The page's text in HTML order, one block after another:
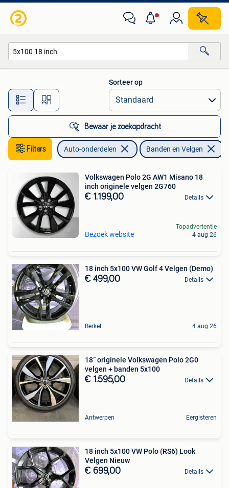
Alle afstanden…
Sorteer op
Bewaar je zoekopdracht
Filters Auto-onderdelen Banden en Velgen
Volkswagen Polo 2G AW1 Misano 18
inch originele velgen 2G760
€ 1.199,00 Details
Bezoek website
Topadvertentie
4 aug 26
18 inch 5x100 VW Golf 4 Velgen (Demo)
€ 499,00 Details
Berkel 4 aug 26
18” originele Volkswagen Polo 2G0
velgen + banden 5x100
€ 1.595,00 Details
Antwerpen Eergisteren
18 inch 5x100 VW Polo (RS6) Look
Velgen Nieuw
€ 699,00 Details